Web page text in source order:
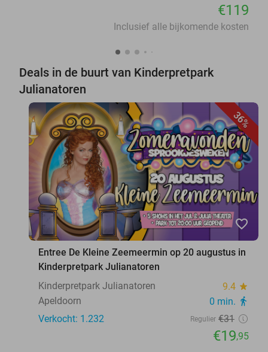
€119
Inclusief alle bijkomende kosten
Deals in de buurt van Kinderpretpark
Julianatoren
36%
favorite_border
Entree De Kleine Zeemeermin op 20 augustus in
Kinderpretpark Julianatoren
Kinderpretpark Julianatoren
9.4 star
Apeldoorn 0 min. directions_walk
Verkocht: 1.232 Regulier €31
€19,95